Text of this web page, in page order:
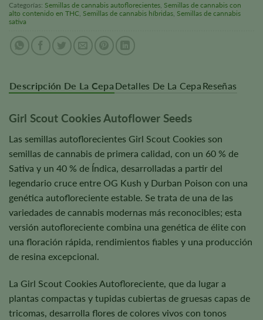
Categorías: Semillas de cannabis autoflorecientes, Semillas de cannabis con
alto contenido en THC, Semillas de cannabis híbridas, Semillas de cannabis
sativa
Descripción De La Cepa Detalles De La Cepa Reseñas
Girl Scout Cookies Autoflower Seeds
Las semillas autoflorecientes Girl Scout Cookies son
semillas de cannabis de primera calidad, con un 60 % de
Sativa y un 40 % de Índica, desarrolladas a partir del
legendario cruce entre OG Kush y Durban Poison con una
genética autofloreciente estable. Se trata de una de las
variedades de cannabis modernas más reconocibles; esta
versión autofloreciente combina una genética de élite con
una floración rápida, rendimientos fiables y una producción
de resina excepcional.
La Girl Scout Cookies Autofloreciente, que da lugar a
plantas compactas y tupidas cubiertas de gruesas capas de
tricomas, desarrolla flores de colores vivos con tonos